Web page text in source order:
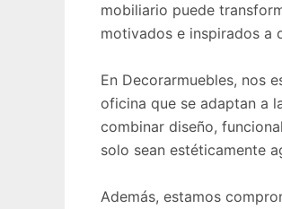
mobiliario puede
motivados e inspirados a
En Decorarmuebles, nos
oficina que se adaptan a
combinar diseño,
solo sean estéticamente
Además, estamos